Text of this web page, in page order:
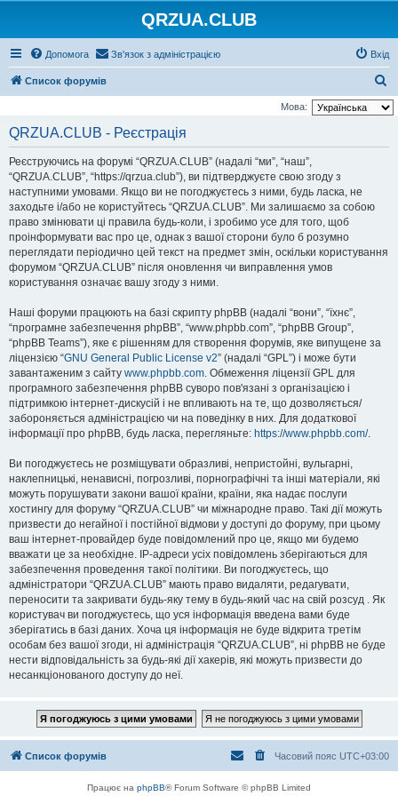
QRZUA.CLUB
Допомога Зв'язок з адміністрацією Вхід
Список форумів
о
Мова:
QRZUA.CLUB - Реєстрація
Реєструючись на форумі “QRZUA.CLUB” (надалі “ми”, “наш”,
“QRZUA.CLUB”, “https://qrzua.club”), ви підтверджуєте свою згоду з
наступними умовами. Якщо ви не погоджуєтесь з ними, будь ласка, не
заходьте і/або не користуйтесь “QRZUA.CLUB”. Ми залишаємо за собою
право змінювати ці правила будь-коли, і зробимо усе для того, щоб
проінформувати вас про це, однак з вашої сторони було б розумно
переглядати періодично цей текст на предмет змін, оскільки користування
форумом “QRZUA.CLUB” після оновлення чи виправлення умов
користування означає вашу згоду з ними.
Наші форуми працюють на базі скрипту phpBB (надалі “вони”, “їхнє”,
“програмне забезпечення phpBB”, “www.phpbb.com”, “phpBB Group”,
“phpBB Teams”), яке є рішенням для створення форумів, яке випущене за
ліцензією “GNU General Public License v2” (надалі “GPL”) і може бути
завантаженим з сайту www.phpbb.com. Обмеження ліцензії GPL для
програмного забезпечення phpBB суворо пов'язані з організацією і
підтримкою інтернет-дискусій і не впливають на те, що дозволяється/
забороняється адміністрацією чи на поведінку в них. Для додаткової
інформації про phpBB, будь ласка, перегляньте: https://www.phpbb.com/.
Ви погоджуєтесь не розміщувати образливі, непристойні, вульгарні,
наклепницькі, ненависні, погрозливі, порнографічні та інші матеріали, які
можуть порушувати закони вашої країни, країни, яка надає послуги
хостингу для форуму “QRZUA.CLUB” чи міжнародне право. Такі дії можуть
призвести до негайної і постійної відмови у доступі до форуму, при цьому
ваш інтернет-провайдер буде повідомлений про це, якщо ми будемо
вважати це за необхідне. IP-адреси усіх повідомлень зберігаються для
забезпечення проведення такої політики. Ви погоджуєтесь, що
адміністратори “QRZUA.CLUB” мають право видаляти, редагувати,
переносити та закривати будь-яку тему в будь-який час на свій розсуд . Як
користувач ви погоджуєтесь, що уся інформація введена вами буде
зберігатись в базі даних. Хоча ця інформація не буде відкрита третім
особам без вашої згоди, ні адміністрація “QRZUA.CLUB”, ні phpBB не буде
нести відповідальність за будь-які дії хакерів, які можуть призвести до
несанкціонованого доступу до неї.
Список форумів Часовий пояс UTC+03:00
Працює на phpBB® Forum Software © phpBB Limited